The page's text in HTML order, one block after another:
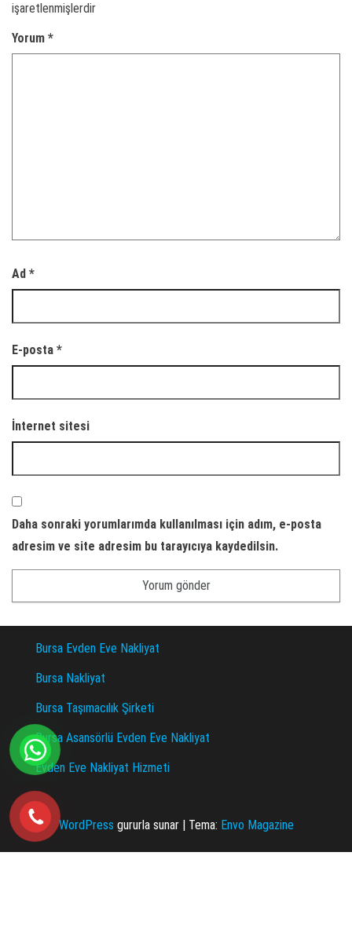
işaretlenmişlerdir
Yorum *
Ad *
E-posta *
İnternet sitesi
Daha sonraki yorumlarımda kullanılması için adım, e-posta
adresim ve site adresim bu tarayıcıya kaydedilsin.
Bursa Evden Eve Nakliyat
Bursa Nakliyat
Bursa Taşımacılık Şirketi
Bursa Asansörlü Evden Eve Nakliyat
Evden Eve Nakliyat Hizmeti
WordPress gururla sunar | Tema: Envo Magazine